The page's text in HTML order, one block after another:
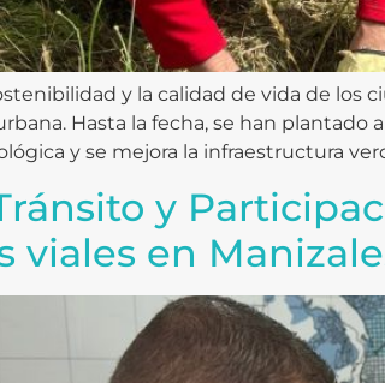
y la calidad de vida de los
Hasta la fecha, se han
y se mejora la infraestructura
y
viales en